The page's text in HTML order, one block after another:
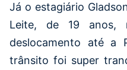
Já o estagiário
Leite, de 19 anos,
deslocamento até a
trânsito foi super